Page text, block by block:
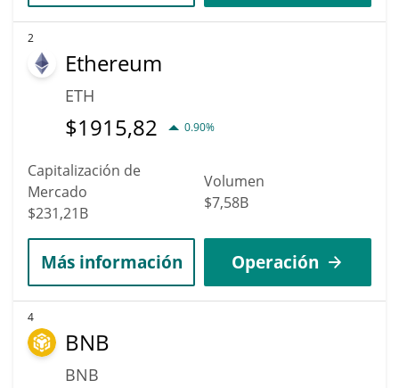
2
Ethereum
ETH
$1915,82 0.90%
Capitalización de
Mercado
$231,21B
Volumen
$7,58B
Más información Operación
4
BNB
BNB